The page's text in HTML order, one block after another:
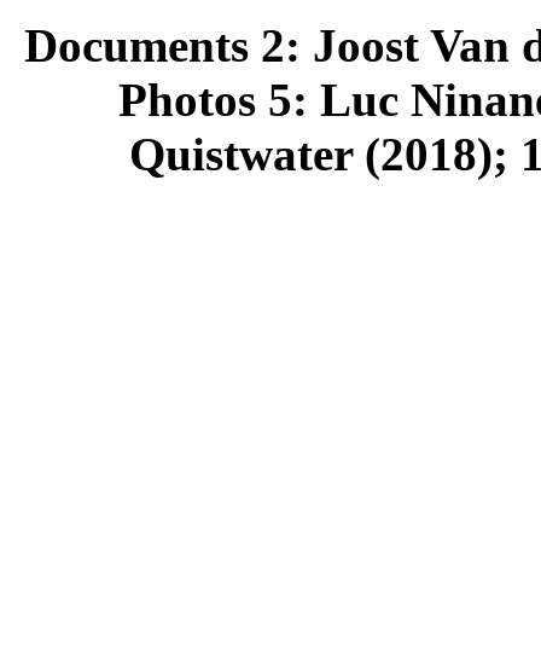
Documents 2: Joost Van
Photos 5: Luc
Quistwater (2018);